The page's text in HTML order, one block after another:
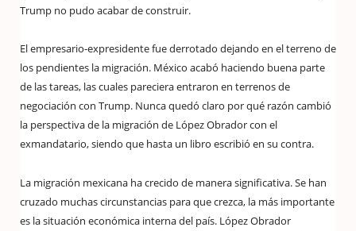
Trump no pudo acabar de construir.
El empresario-expresidente fue derrotado dejando en el terreno de
los pendientes la migración. México acabó haciendo buena parte
de las tareas, las cuales pareciera entraron en terrenos de
negociación con Trump. Nunca quedó claro por qué razón cambió
la perspectiva de la migración de López Obrador con el
exmandatario, siendo que hasta un libro escribió en su contra.
La migración mexicana ha crecido de manera significativa. Se han
cruzado muchas circunstancias para que crezca, la más importante
es la situación económica interna del país. López Obrador